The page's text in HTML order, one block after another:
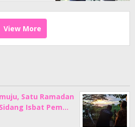
View More
Satu Ramadan
Isbat Pem…